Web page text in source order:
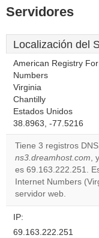
Servidores
Localización del
American Registry
Numbers
Virginia
Chantilly
Estados Unidos
38.8963, -77.5216
Tiene 3 registros
ns3.dreamhost.com, y
es 69.163.222.251.
Internet Numbers
servidor web.
IP:
69.163.222.251